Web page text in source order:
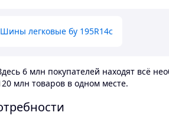
Шины легковые бу 195R14c
6 млн покупателей находят всё
млн товаров в одном месте.